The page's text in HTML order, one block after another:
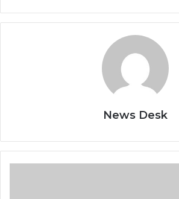
News Desk